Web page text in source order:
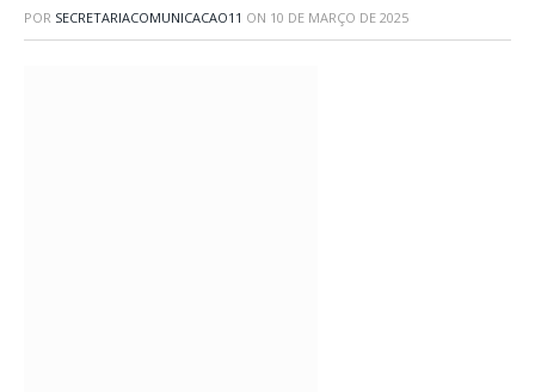
POR SECRETARIACOMUNICACAO11 ON 10 DE MARÇO DE 2025